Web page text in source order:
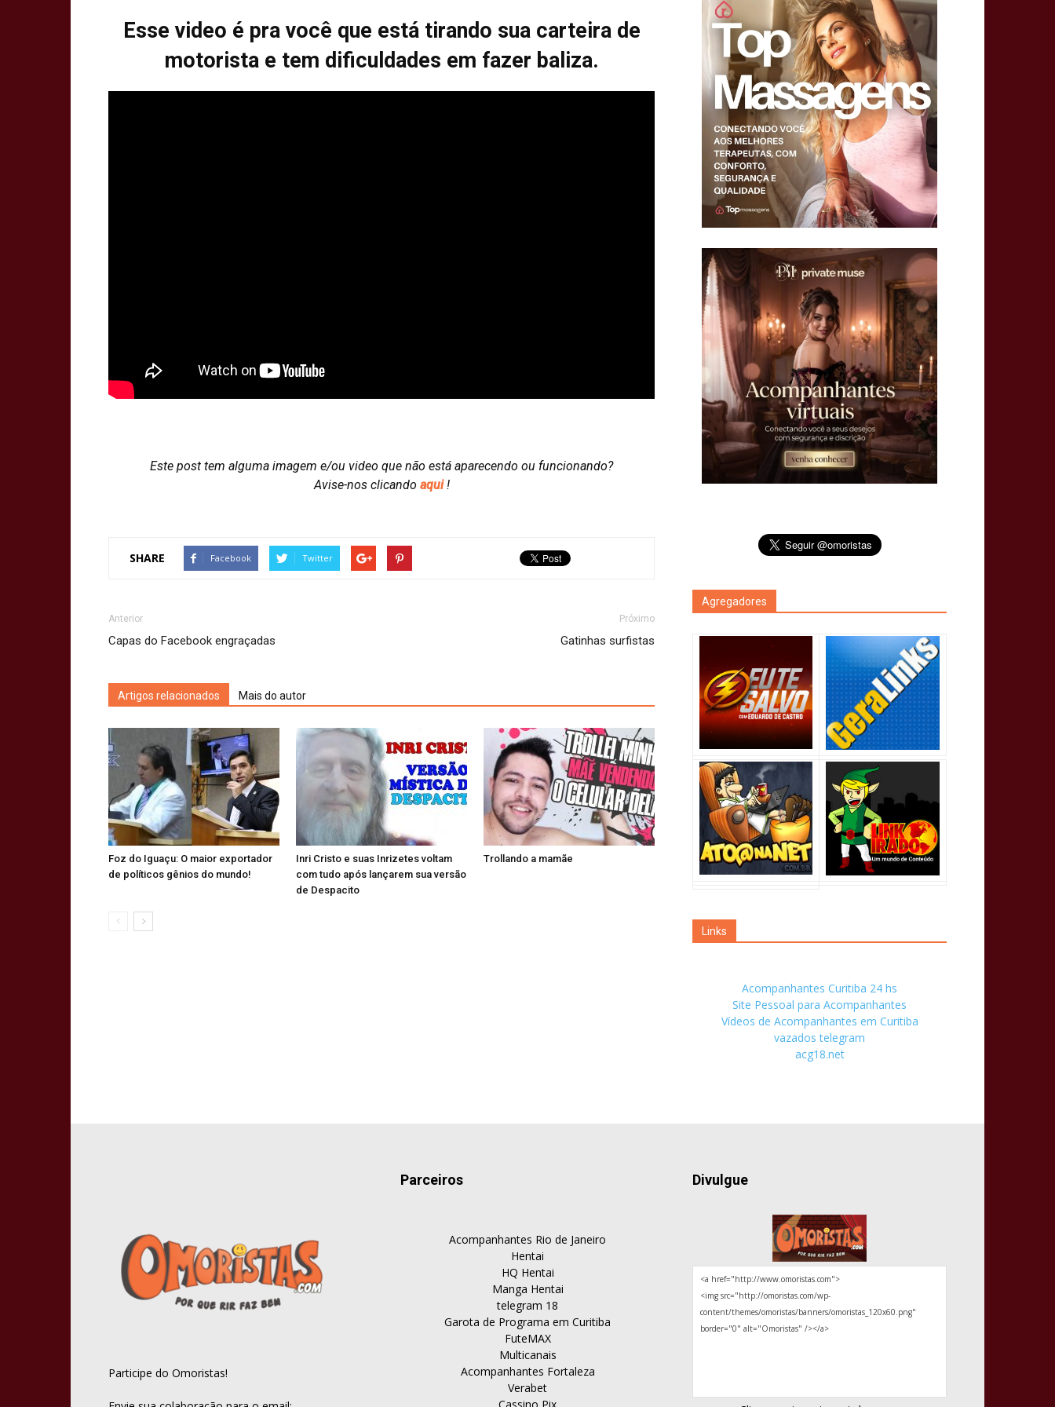
Esse video é pra você que está tirando sua carteira de
motorista e tem dificuldades em fazer baliza.
Este post tem alguma imagem e/ou video que não está aparecendo ou funcionando?
Avise-nos clicando aqui !
SHARE Facebook Twitter
Anterior
Capas do Facebook engraçadas
Próximo
Gatinhas surfistas
Artigos relacionados Mais do autor
Foz do Iguaçu: O maior exportador
de políticos gênios do mundo!
Inri Cristo e suas Inrizetes voltam
com tudo após lançarem sua versão
de Despacito
Trollando a mamãe
Agregadores
Links
Acompanhantes Curitiba 24 hs
Site Pessoal para Acompanhantes
Vídeos de Acompanhantes em Curitiba
vazados telegram
acg18.net
Participe do Omoristas!
Parceiros
Acompanhantes Rio de Janeiro
Hentai
HQ Hentai
Manga Hentai
telegram 18
Garota de Programa em Curitiba
FuteMAX
Multicanais
Acompanhantes Fortaleza
Verabet
Divulgue